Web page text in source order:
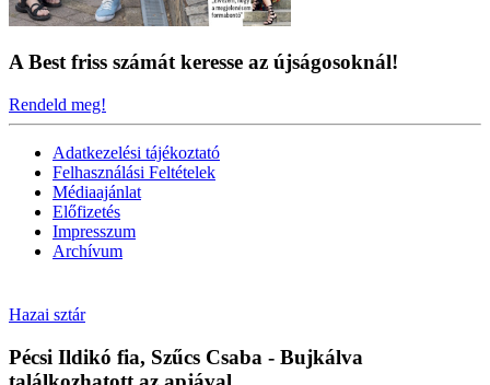
A Best friss számát keresse az újságosoknál!
Rendeld meg!
Adatkezelési tájékoztató
Felhasználási Feltételek
Médiaajánlat
Előfizetés
Impresszum
Archívum
Hazai sztár
Pécsi Ildikó fia, Szűcs Csaba - Bujkálva